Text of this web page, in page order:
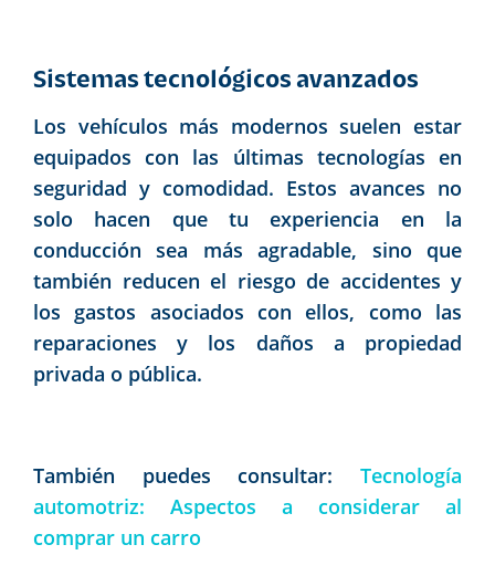
Sistemas tecnológicos avanzados
Los vehículos más modernos suelen estar
equipados con las últimas tecnologías en
seguridad y comodidad. Estos avances no
solo hacen que tu experiencia en la
conducción sea más agradable, sino que
también reducen el riesgo de accidentes y
los gastos asociados con ellos, como las
reparaciones y los daños a propiedad
privada o pública.
También puedes consultar: Tecnología
automotriz: Aspectos a considerar al
comprar un carro